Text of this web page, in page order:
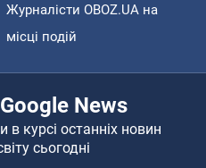
Журналісти OBOZ.UA на
місці подій
News
в курсі останніх новин
сьогодні